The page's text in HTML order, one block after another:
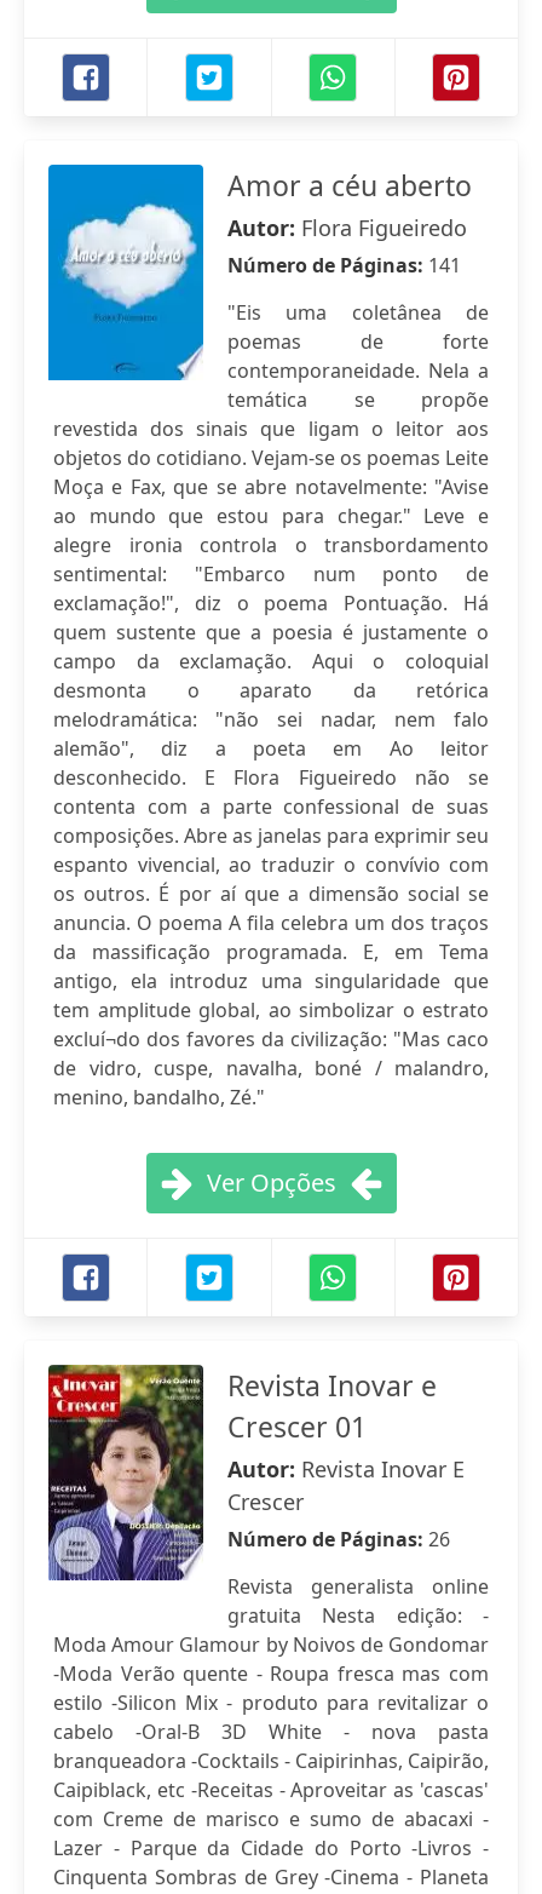
Amor a céu aberto
Autor: Flora Figueiredo
Número de Páginas: 141
"Eis uma coletânea de
poemas de forte
contemporaneidade. Nela a
temática se propõe
revestida dos sinais que ligam o leitor aos
objetos do cotidiano. Vejam-se os poemas Leite
Moça e Fax, que se abre notavelmente: "Avise
ao mundo que estou para chegar." Leve e
alegre ironia controla o transbordamento
sentimental: "Embarco num ponto de
exclamação!", diz o poema Pontuação. Há
quem sustente que a poesia é justamente o
campo da exclamação. Aqui o coloquial
desmonta o aparato da retórica
melodramática: "não sei nadar, nem falo
alemão", diz a poeta em Ao leitor
desconhecido. E Flora Figueiredo não se
contenta com a parte confessional de suas
composições. Abre as janelas para exprimir seu
espanto vivencial, ao traduzir o convívio com
os outros. É por aí que a dimensão social se
anuncia. O poema A fila celebra um dos traços
da massificação programada. E, em Tema
antigo, ela introduz uma singularidade que
tem amplitude global, ao simbolizar o estrato
excluí¬do dos favores da civilização: "Mas caco
de vidro, cuspe, navalha, boné / malandro,
menino, bandalho, Zé."
Ver Opções
Revista Inovar e
Crescer 01
Autor: Revista Inovar E
Crescer
Número de Páginas: 26
Revista generalista online
gratuita Nesta edição: -
Moda Amour Glamour by Noivos de Gondomar
-Moda Verão quente - Roupa fresca mas com
estilo -Silicon Mix - produto para revitalizar o
cabelo -Oral-B 3D White - nova pasta
branqueadora -Cocktails - Caipirinhas, Caipirão,
Caipiblack, etc -Receitas - Aproveitar as 'cascas'
com Creme de marisco e sumo de abacaxi -
Lazer - Parque da Cidade do Porto -Livros -
Cinquenta Sombras de Grey -Cinema - Planeta